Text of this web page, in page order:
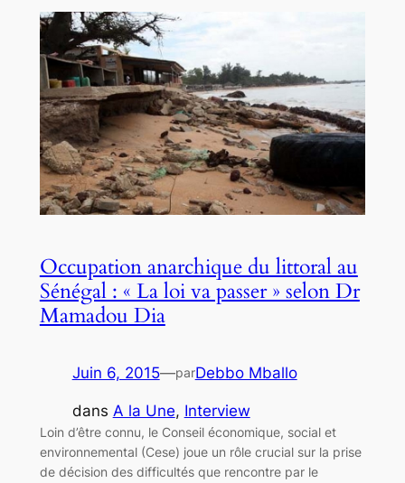
Occupation anarchique du littoral au
Sénégal : « La loi va passer » selon Dr
Mamadou Dia
Juin 6, 2015—parDebbo Mballo
dans A la Une, Interview
Loin d’être connu, le Conseil économique, social et
environnemental (Cese) joue un rôle crucial sur la prise
de décision des difficultés que rencontre par le